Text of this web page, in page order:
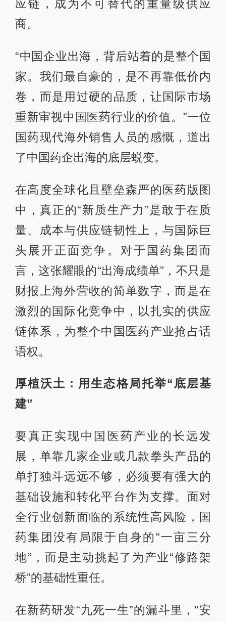
应链，成为不可替代的重量级供应
商。
“中国企业出海，背后站着的是整个国
家。我们最自豪的，是不再靠低价内
卷，而是用过硬的品质，让国际市场
重新审视中国医药行业的价值。”一位
国药现代海外销售人员的感慨，道出
了中国药企出海的底层蜕变。
在高度全球化且壁垒森严的医药版图
中，真正的“新质生产力”是敢于在质
量、成本与供应链韧性上，与国际巨
头展开正面竞争。对于国药集团而
言，这张耀眼的“出海成绩单”，不只是
财报上海外营收的简单数字，而是在
激烈的国际化竞争中，以扎实的供应
链体系，为整个中国医药产业抢占话
语权。
厚植沃土：用生态格局托举“底层基
建”
要真正实现中国医药产业的长远发
展，单靠几家企业或几款拳头产品的
单打独斗远远不够，必须要有强大的
基础设施和转化平台作为支撑。面对
全行业创新面临的系统性高风险，国
药集团没有局限于自身的“一亩三分
地”，而是主动挑起了为产业“修路架
桥”的基础性重任。
在新药研发“九死一生”的漏斗里，“安